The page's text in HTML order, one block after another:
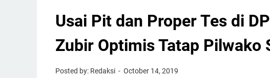
Usai Pit dan Proper Tes di
Zubir Optimis Tatap Pilwako
Posted by: Redaksi October 14, 2019